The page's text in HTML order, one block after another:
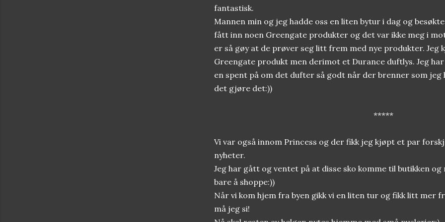
fantastisk.
Mannen min og jeg hadde oss en liten bytur i dag og
fått inn noen Greengate produkter og det var ikke meg i
er så gøy at de prøver seg litt frem med nye produkter. Jeg
Greengate produkt men derimot et Durance duftlys. Jeg
en spent på om det dufter så godt når der brenner som jeg
det gjøre det:))
*****
Vi var også innom Princess og der fikk jeg kjøpt et par
nyheter.
Jeg har gått og ventet på at disse sko komme til butikken
bare å shoppe:))
Når vi kom hjem fra byen gikk vi en liten tur og fikk litt mer
må jeg si!